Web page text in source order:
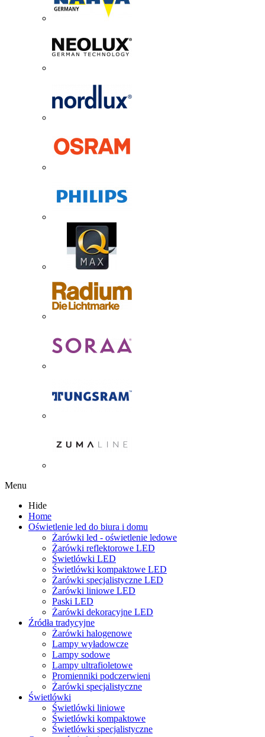
Menu
Hide
Home
Oświetlenie led do biura i domu
Żarówki led - oświetlenie ledowe
Żarówki reflektorowe LED
Świetlówki LED
Świetlówki kompaktowe LED
Żarówki specjalistyczne LED
Żarówki liniowe LED
Paski LED
Żarówki dekoracyjne LED
Źródła tradycyjne
Żarówki halogenowe
Lampy wyładowcze
Lampy sodowe
Lampy ultrafioletowe
Promienniki podczerwieni
Żarówki specjalistyczne
Świetlówki
Świetlówki liniowe
Świetlówki kompaktowe
Świetlówki specjalistyczne